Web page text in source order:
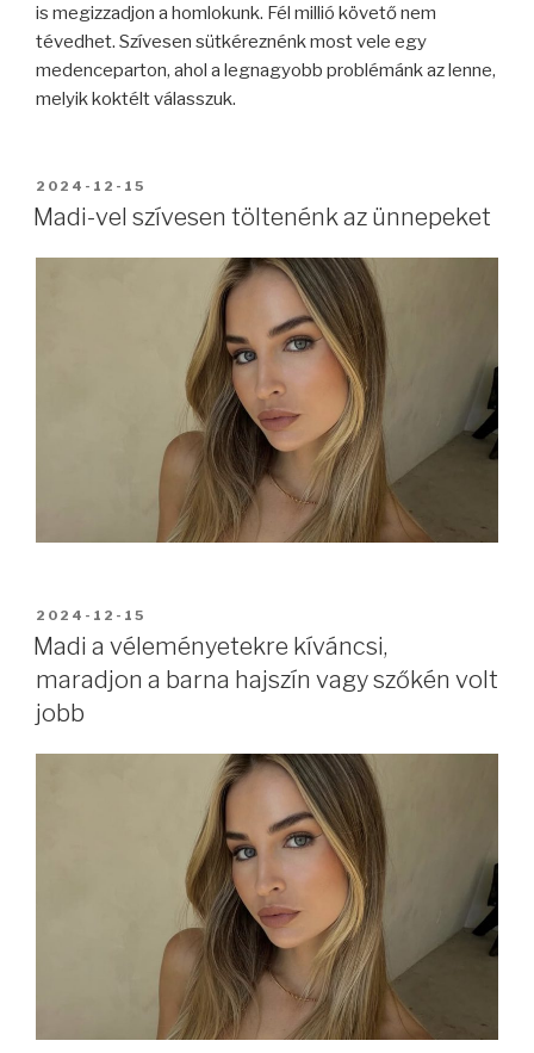
is megizzadjon a homlokunk. Fél millió követő nem
tévedhet. Szívesen sütkéreznénk most vele egy
medenceparton, ahol a legnagyobb problémánk az lenne,
melyik koktélt válasszuk.
BEKÜLDVE:
2024-12-15
Madi-vel szívesen töltenénk az ünnepeket
BEKÜLDVE:
2024-12-15
Madi a véleményetekre kíváncsi,
maradjon a barna hajszín vagy szőkén volt
jobb